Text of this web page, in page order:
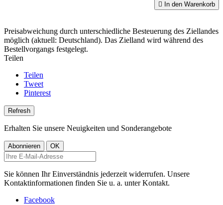
 In den Warenkorb
Preisabweichung durch unterschiedliche Besteuerung des Ziellandes
möglich (aktuell: Deutschland). Das Zielland wird während des
Bestellvorgangs festgelegt.
Teilen
Teilen
Tweet
Pinterest
Erhalten Sie unsere Neuigkeiten und Sonderangebote
Sie können Ihr Einverständnis jederzeit widerrufen. Unsere
Kontaktinformationen finden Sie u. a. unter Kontakt.
Facebook